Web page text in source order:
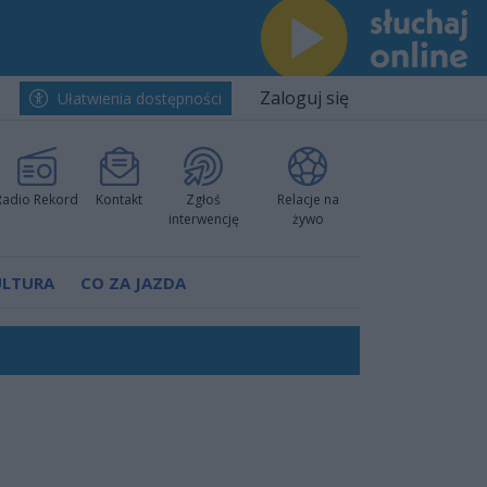
Ułatwienia dostępności Zaloguj się
Rekord Kontakt
Zgłoś
interwencję
Relacje na
żywo
CO ZA JAZDA